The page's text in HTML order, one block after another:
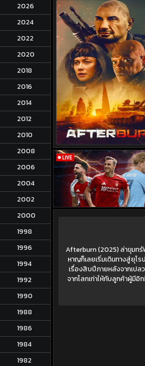
2026
2024
2022
2020
2018
2016
2014
2012
2010
2008
2006
2004
2002
2000
1998
1996
1994
1992
1990
1988
1986
1984
1982
Afterburn (2025) ล่าขุมทรั
หาญก็เลยเริ่มเดินทางสู่ยุโ
เรื่องสิบปีภายหลังจากเปล
จากโลกเก่าให้กับลูกค้าผู้มี